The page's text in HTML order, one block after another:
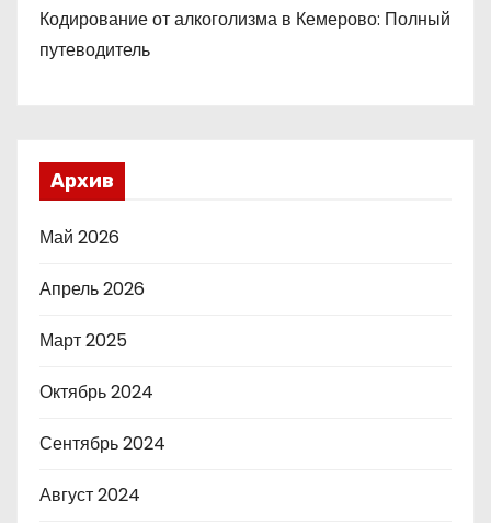
Кодирование от алкоголизма в Кемерово: Полный
путеводитель
Архив
Май 2026
Апрель 2026
Март 2025
Октябрь 2024
Сентябрь 2024
Август 2024